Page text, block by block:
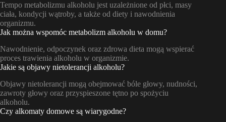
Tempo metabolizmu alkoholu jest uzależnione od płci, masy
ciała, kondycji wątroby, a także od diety i nawodnienia
organizmu.
Jak można wspomóc metabolizm alkoholu w domu?
Nawodnienie, odpoczynek oraz zdrowa dieta mogą wspierać
proces trawienia alkoholu w organizmie.
Jakie są objawy nietolerancji alkoholu?
Objawy nietolerancji mogą obejmować bóle głowy, nudności,
zawroty głowy oraz przyspieszone tętno po spożyciu
alkoholu.
Czy alkomaty domowe są wiarygodne?